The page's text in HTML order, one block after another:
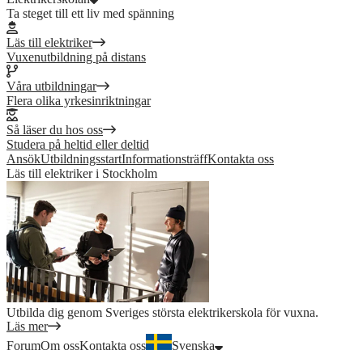
Ta steget till ett liv med spänning
Läs till elektriker
Vuxenutbildning på distans
Våra utbildningar
Flera olika yrkesinriktningar
Så läser du hos oss
Studera på heltid eller deltid
AnsökUtbildningsstartInformationsträffKontakta oss
Läs till elektriker i Stockholm
Utbilda dig genom Sveriges största elektrikerskola för vuxna.
Läs mer
ForumOm ossKontakta oss Svenska